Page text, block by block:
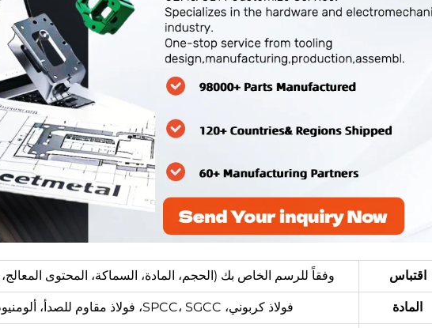
اقتباس وفقاً للرسم الخاص بك (الحجم، المادة، السماكة، المحتوى المعالج،
المادة فولاذ كربوني، SPCC، SGCC، فولاذ مقاوم للصدأ، ألومنيوم، نحاس، فضي، نحاس، إلخ.